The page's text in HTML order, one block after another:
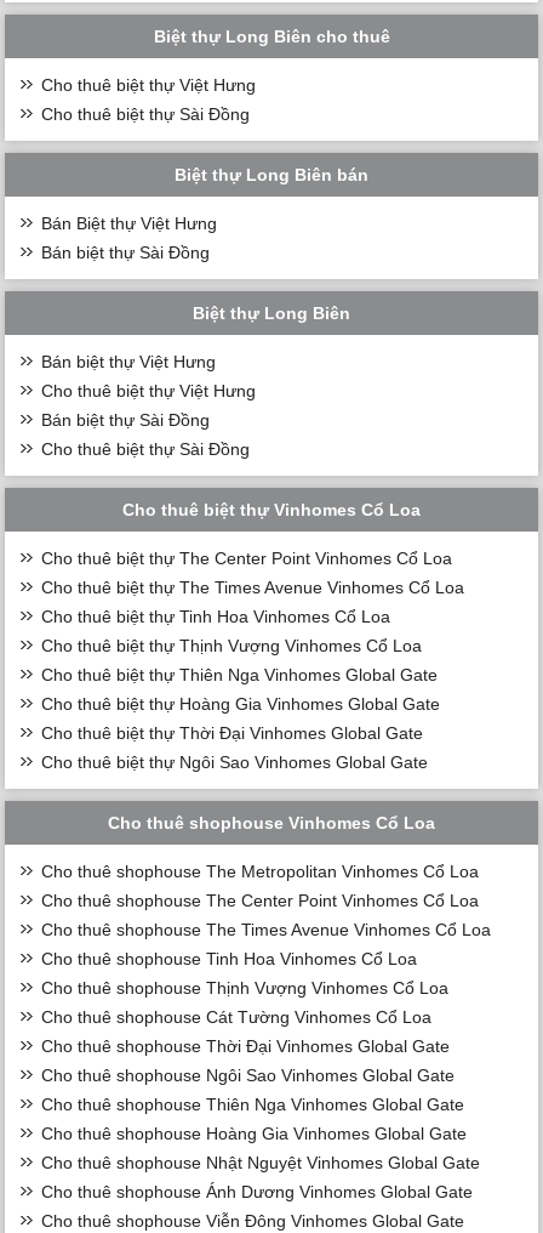
Biệt thự Long Biên cho thuê
Cho thuê biệt thự Việt Hưng
Cho thuê biệt thự Sài Đồng
Biệt thự Long Biên bán
Bán Biệt thự Việt Hưng
Bán biệt thự Sài Đồng
Biệt thự Long Biên
Bán biệt thự Việt Hưng
Cho thuê biệt thự Việt Hưng
Bán biệt thự Sài Đồng
Cho thuê biệt thự Sài Đồng
Cho thuê biệt thự Vinhomes Cổ Loa
Cho thuê biệt thự The Center Point Vinhomes Cổ Loa
Cho thuê biệt thự The Times Avenue Vinhomes Cổ Loa
Cho thuê biệt thự Tinh Hoa Vinhomes Cổ Loa
Cho thuê biệt thự Thịnh Vượng Vinhomes Cổ Loa
Cho thuê biệt thự Thiên Nga Vinhomes Global Gate
Cho thuê biệt thự Hoàng Gia Vinhomes Global Gate
Cho thuê biệt thự Thời Đại Vinhomes Global Gate
Cho thuê biệt thự Ngôi Sao Vinhomes Global Gate
Cho thuê shophouse Vinhomes Cổ Loa
Cho thuê shophouse The Metropolitan Vinhomes Cổ Loa
Cho thuê shophouse The Center Point Vinhomes Cổ Loa
Cho thuê shophouse The Times Avenue Vinhomes Cổ Loa
Cho thuê shophouse Tinh Hoa Vinhomes Cổ Loa
Cho thuê shophouse Thịnh Vượng Vinhomes Cổ Loa
Cho thuê shophouse Cát Tường Vinhomes Cổ Loa
Cho thuê shophouse Thời Đại Vinhomes Global Gate
Cho thuê shophouse Ngôi Sao Vinhomes Global Gate
Cho thuê shophouse Thiên Nga Vinhomes Global Gate
Cho thuê shophouse Hoàng Gia Vinhomes Global Gate
Cho thuê shophouse Nhật Nguyệt Vinhomes Global Gate
Cho thuê shophouse Ánh Dương Vinhomes Global Gate
Cho thuê shophouse Viễn Đông Vinhomes Global Gate